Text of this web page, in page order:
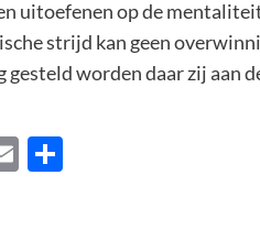
uitoefenen op de
strijd kan geen
gesteld worden daar zij aan
Email